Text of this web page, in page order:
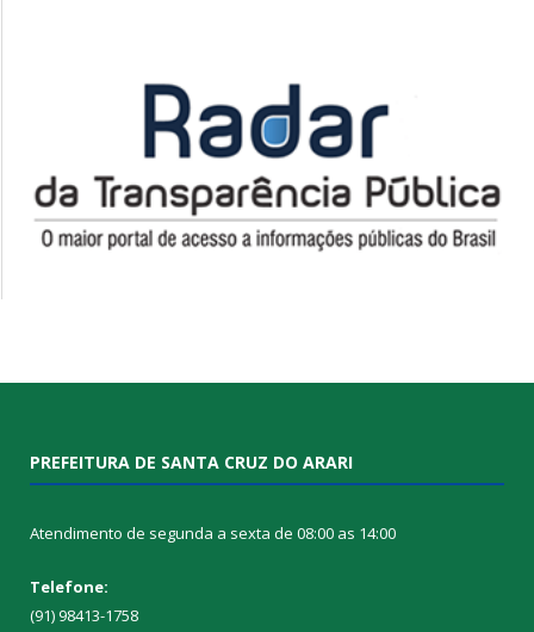
PREFEITURA DE SANTA CRUZ DO ARARI
Atendimento de segunda a sexta de 08:00 as 14:00
Telefone:
(91) 98413-1758